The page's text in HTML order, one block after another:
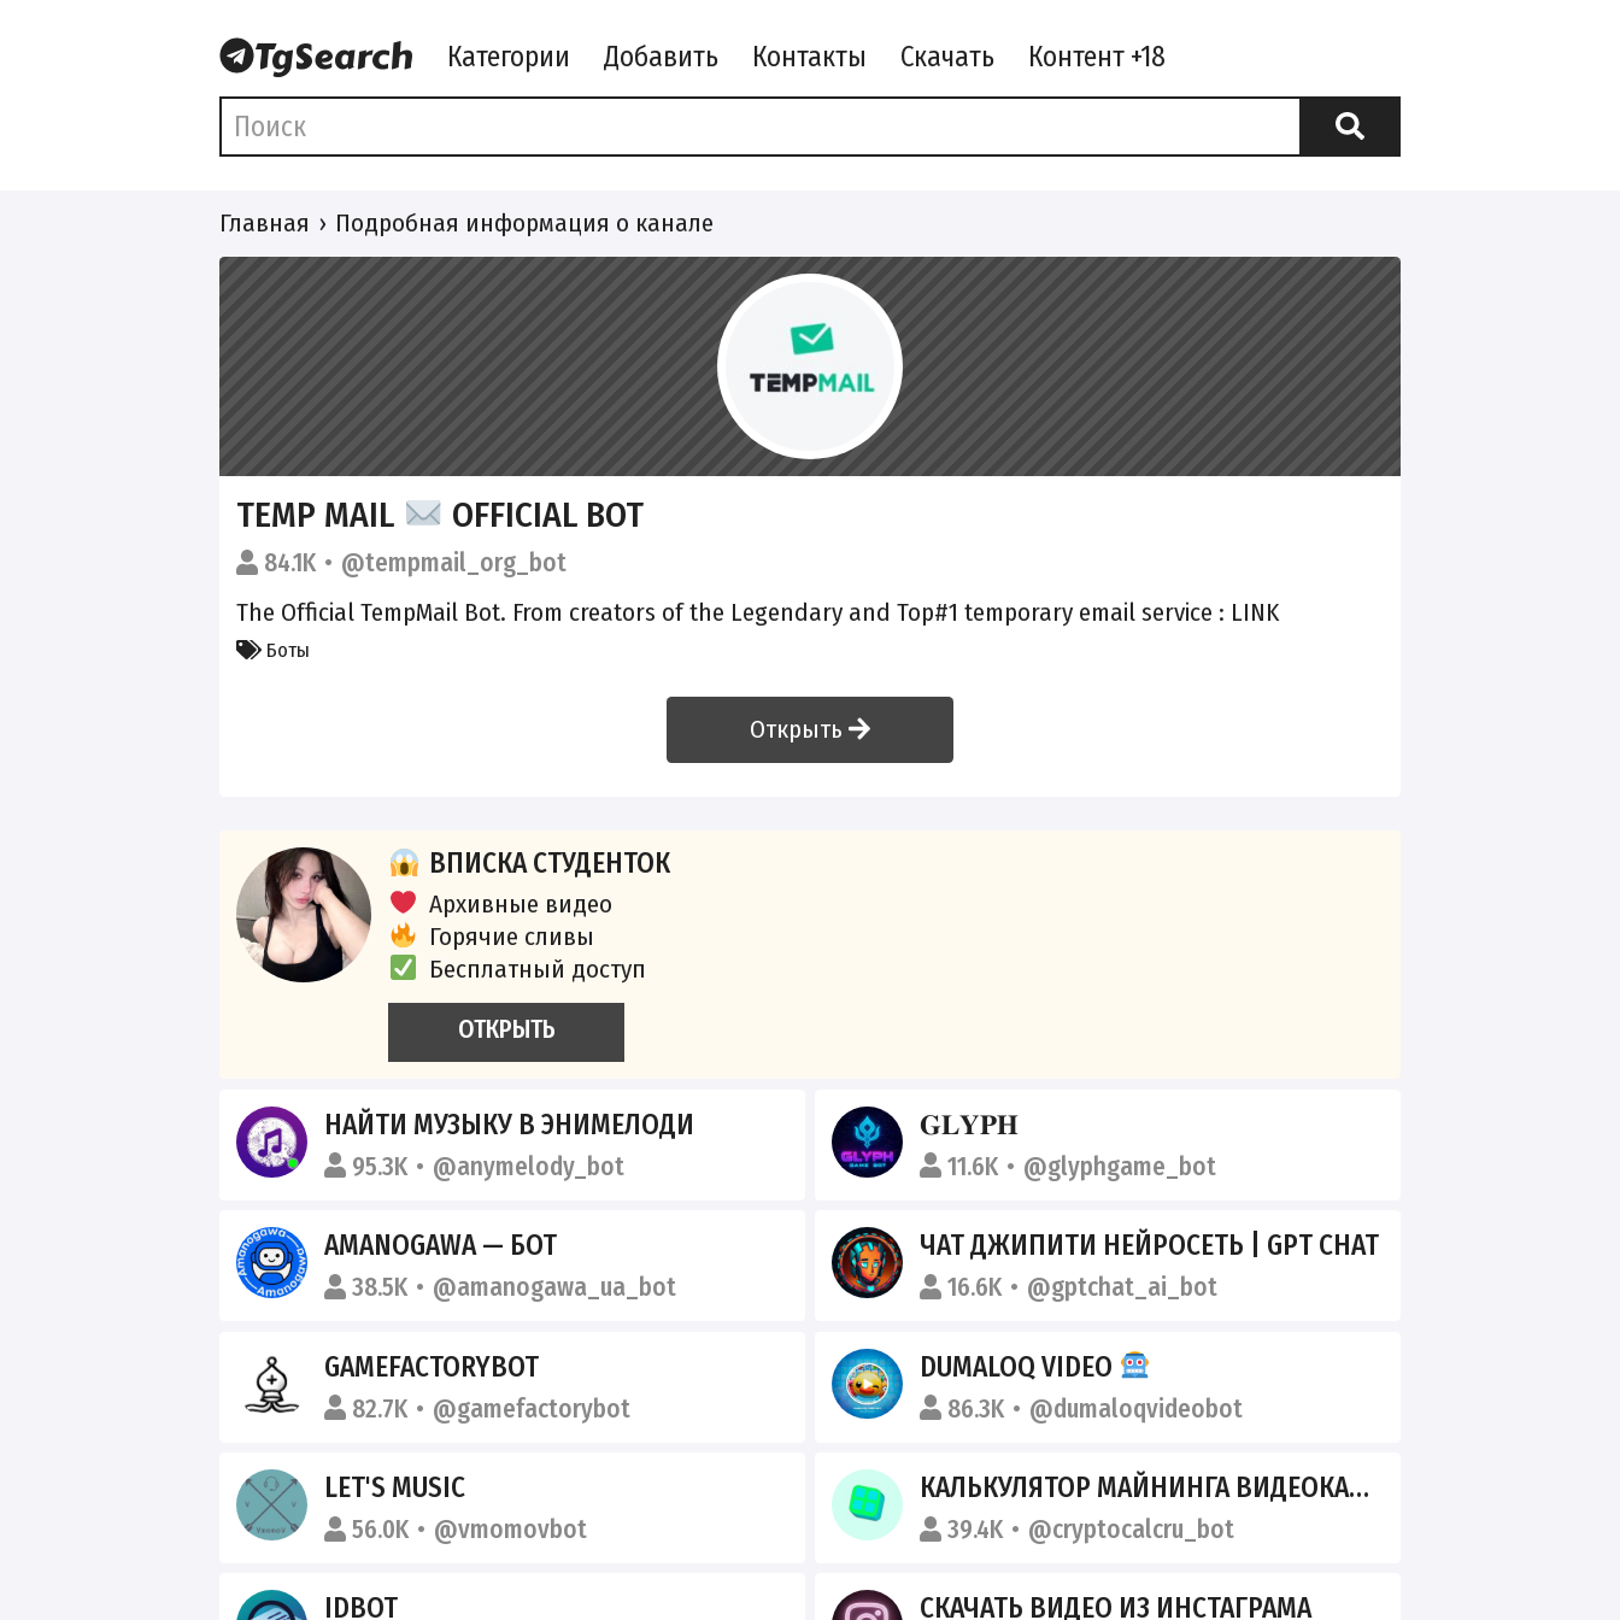
Категории Добавить Контакты Скачать
Главная Подробная информация о канале
TEMP MAIL OFFICIAL BOT
84.1K
@tempmail_org_bot
The Official TempMail Bot. From creators of the Legendary and Top#1 temporary email service : LINK
Боты
Открыть
ВПИСКА СТУДЕНТОК
Архивные видео
Горячие сливы
Бесплатный доступ
ОТКРЫТЬ
НАЙТИ МУЗЫКУ В ЭНИМЕЛОДИ
95.3K @anymelody_bot
𝐆𝐋𝐘𝐏𝐇
11.6K @glyphgame_bot
AMANOGAWA — БОТ
38.5K @amanogawa_ua_bot
ЧАТ ДЖИПИТИ НЕЙРОСЕТЬ | GPT CHAT
16.6K @gptchat_ai_bot
GAMEFACTORYBOT
82.7K @gamefactorybot
DUMALOQ VIDEO
86.3K @dumaloqvideobot
LET'S MUSIC
56.0K @vmomovbot
КАЛЬКУЛЯТОР МАЙНИНГА ВИДЕОКАРТЫ АСИКИ
39.4K @cryptocalcru_bot
IDBOT СКАЧАТЬ ВИДЕО ИЗ ИНСТАГРАМА